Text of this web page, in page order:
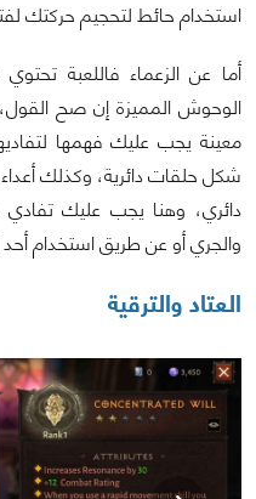
استخدام حائط لتحجيم حركتك
أما عن الزعماء فاللعبة
الوحوش المميزة إن صح
معينة يجب عليك فهمها
شكل حلقات دائرية، وكذلك
دائري، وهنا يجب عليك
والجري أو عن طريق استخدام أحد
العتاد والترقية